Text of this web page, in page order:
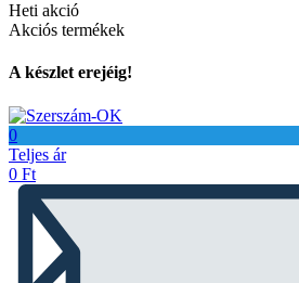
Heti akció
Akciós termékek
A készlet erejéig!
0
Teljes ár
0 Ft